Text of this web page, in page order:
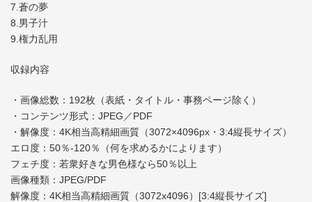
7.蒼の夢
8.男子汁
9.権力乱用
収録内容
・画像総数：192枚（表紙・タイトル・事務ページ除く）
・コンテンツ形式：JPEG／PDF
・解像度：4K相当高精細画質（3072×4096px・3:4縦長サイズ）
エロ度：50％-120％（何を求めるかによります）
フェチ度：若衆好きな男色様なら50％以上
画像種類：JPEG/PDF
解像度：4K相当高精細画質（3072x4096）[3:4縦長サイズ]